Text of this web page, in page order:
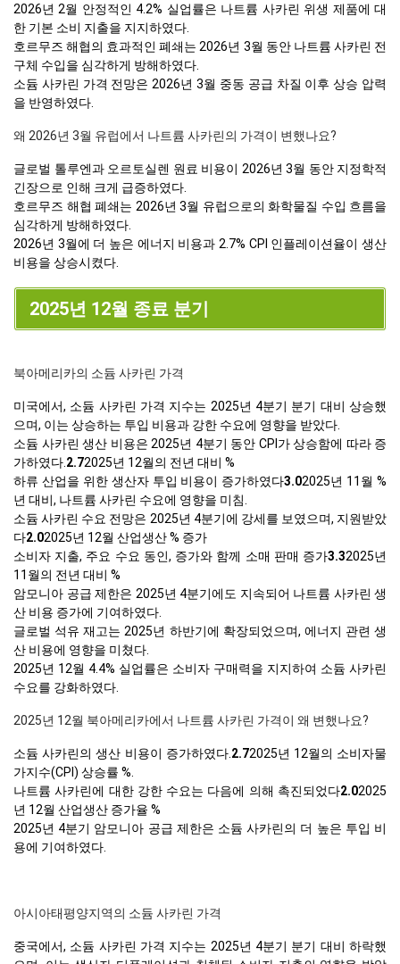
2026년 2월 안정적인 4.2% 실업률은 나트륨 사카린 위생 제품에 대
한 기본 소비 지출을 지지하였다.
호르무즈 해협의 효과적인 폐쇄는 2026년 3월 동안 나트륨 사카린 전
구체 수입을 심각하게 방해하였다.
소듐 사카린 가격 전망은 2026년 3월 중동 공급 차질 이후 상승 압력
을 반영하였다.
왜 2026년 3월 유럽에서 나트륨 사카린의 가격이 변했나요?
글로벌 톨루엔과 오르토실렌 원료 비용이 2026년 3월 동안 지정학적
긴장으로 인해 크게 급증하였다.
호르무즈 해협 폐쇄는 2026년 3월 유럽으로의 화학물질 수입 흐름을
심각하게 방해하였다.
2026년 3월에 더 높은 에너지 비용과 2.7% CPI 인플레이션율이 생산
비용을 상승시켰다.
2025년 12월 종료 분기
북아메리카의 소듐 사카린 가격
미국에서, 소듐 사카린 가격 지수는 2025년 4분기 분기 대비 상승했
으며, 이는 상승하는 투입 비용과 강한 수요에 영향을 받았다.
소듐 사카린 생산 비용은 2025년 4분기 동안 CPI가 상승함에 따라 증
가하였다. 2.72025년 12월의 전년 대비 %
하류 산업을 위한 생산자 투입 비용이 증가하였다3.02025년 11월 %
년 대비, 나트륨 사카린 수요에 영향을 미침.
소듐 사카린 수요 전망은 2025년 4분기에 강세를 보였으며, 지원받았
다2.02025년 12월 산업생산 % 증가
소비자 지출, 주요 수요 동인, 증가와 함께 소매 판매 증가3.32025년
11월의 전년 대비 %
암모니아 공급 제한은 2025년 4분기에도 지속되어 나트륨 사카린 생
산 비용 증가에 기여하였다.
글로벌 석유 재고는 2025년 하반기에 확장되었으며, 에너지 관련 생
산 비용에 영향을 미쳤다.
2025년 12월 4.4% 실업률은 소비자 구매력을 지지하여 소듐 사카린
수요를 강화하였다.
2025년 12월 북아메리카에서 나트륨 사카린 가격이 왜 변했나요?
소듐 사카린의 생산 비용이 증가하였다. 2.72025년 12월의 소비자물
가지수(CPI) 상승률 %.
나트륨 사카린에 대한 강한 수요는 다음에 의해 촉진되었다2.02025
년 12월 산업생산 증가율 %
2025년 4분기 암모니아 공급 제한은 소듐 사카린의 더 높은 투입 비
용에 기여하였다.
아시아태평양지역의 소듐 사카린 가격
중국에서, 소듐 사카린 가격 지수는 2025년 4분기 분기 대비 하락했